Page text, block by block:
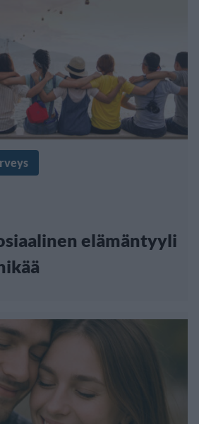
elämäntyyli